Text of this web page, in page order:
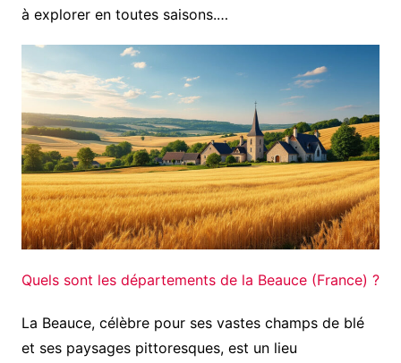
à explorer en toutes saisons.…
Quels sont les départements de la Beauce (France) ?
La Beauce, célèbre pour ses vastes champs de blé
et ses paysages pittoresques, est un lieu